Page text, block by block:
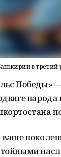
в третий
Победы»
ваше